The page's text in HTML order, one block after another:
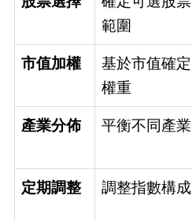
範圍
市值加權
基於市值確定
權重
產業分佈 平衡不同產業
定期調整 調整指數構成